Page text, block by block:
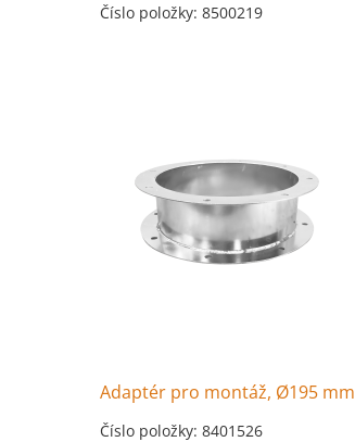
Číslo položky: 8500219
Adaptér pro montáž, Ø195 mm
Číslo položky: 8401526